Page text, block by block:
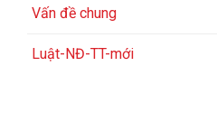
Vấn đề chung
Luật-NĐ-TT-mới